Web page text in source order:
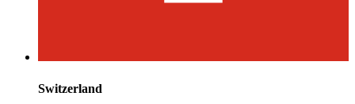
Switzerland